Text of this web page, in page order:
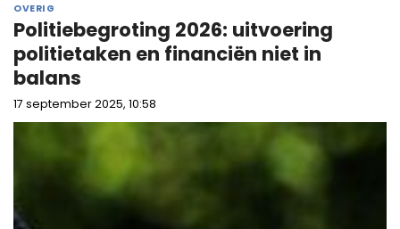
OVERIG
Politiebegroting 2026: uitvoering
politietaken en financiën niet in
balans
17 september 2025, 10:58